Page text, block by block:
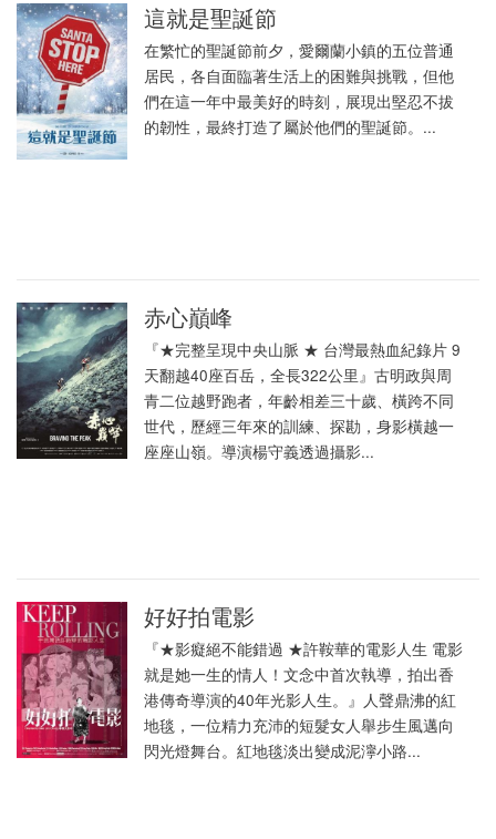
這就是聖誕節
在繁忙的聖誕節前夕，愛爾蘭小鎮的五位普通
居民，各自面臨著生活上的困難與挑戰，但他
們在這一年中最美好的時刻，展現出堅忍不拔
的韌性，最終打造了屬於他們的聖誕節。...
赤心巔峰
『★完整呈現中央山脈 ★ 台灣最熱血紀錄片 9
天翻越40座百岳，全長322公里』古明政與周
青二位越野跑者，年齡相差三十歲、橫跨不同
世代，歷經三年來的訓練、探勘，身影橫越一
座座山嶺。導演楊守義透過攝影...
好好拍電影
『★影癡絕不能錯過 ★許鞍華的電影人生 電影
就是她一生的情人！文念中首次執導，拍出香
港傳奇導演的40年光影人生。』人聲鼎沸的紅
地毯，一位精力充沛的短髮女人舉步生風邁向
閃光燈舞台。紅地毯淡出變成泥濘小路...